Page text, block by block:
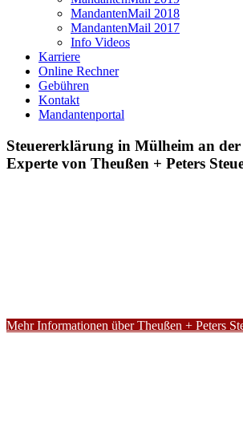
MandantenMail 2018
MandantenMail 2017
Info Videos
Karriere
Online Rechner
Gebühren
Kontakt
Mandantenportal
Steuererklärung in Mülheim an
Experte von Theußen + Peters
Mehr Informationen über Theußen + Peters